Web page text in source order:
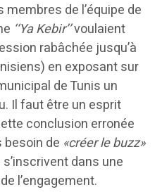
membres de l’équipe de
‘‘Ya Kebir’’voulaient
rabâchée jusqu’à
en exposant sur
de Tunis un
Il faut être un esprit
conclusion erronée
besoin de «créer le buzz»
dans une
l’engagement.